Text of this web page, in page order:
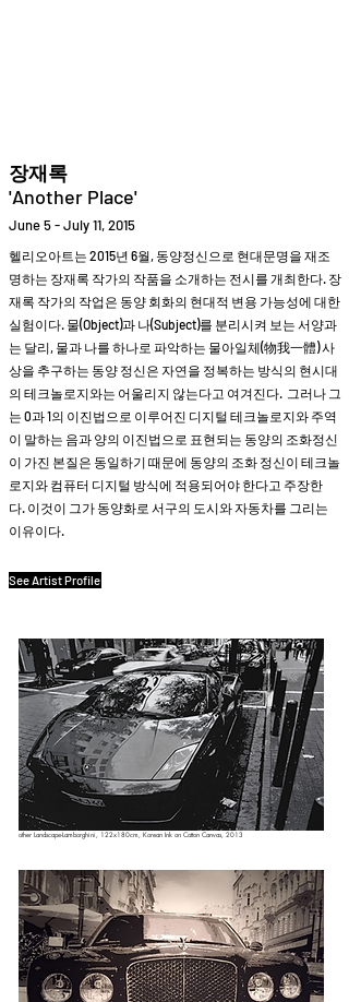
장재록
'Another Place'
June 5 - July 11, 2015
헬리오아트는 2015년 6월, 동양정신으로 현대문명을 재조
명하는 장재록 작가의 작품을 소개하는 전시를 개최한다. 장
재록 작가의 작업은 동양 회화의 현대적 변용 가능성에 대한
실험이다. 물(Object)과 나(Subject)를 분리시켜 보는 서양과
는 달리, 물과 나를 하나로 파악하는 물아일체(物我一體) 사
상을 추구하는 동양 정신은 자연을 정복하는 방식의 현시대
의 테크놀로지와는 어울리지 않는다고 여겨진다. 그러나 그
는 0과 1의 이진법으로 이루어진 디지털 테크놀로지와 주역
이 말하는 음과 양의 이진법으로 표현되는 동양의 조화정신
이 가진 본질은 동일하기 때문에 동양의 조화 정신이 테크놀
로지와 컴퓨터 디지털 방식에 적용되어야 한다고 주장한
다. 이것이 그가 동양화로 서구의 도시와 자동차를 그리는
이유이다.
See Artist Profile
other Landscape-Lamborghini, 122x180cm, Korean Ink on Cotton Canvas, 2013